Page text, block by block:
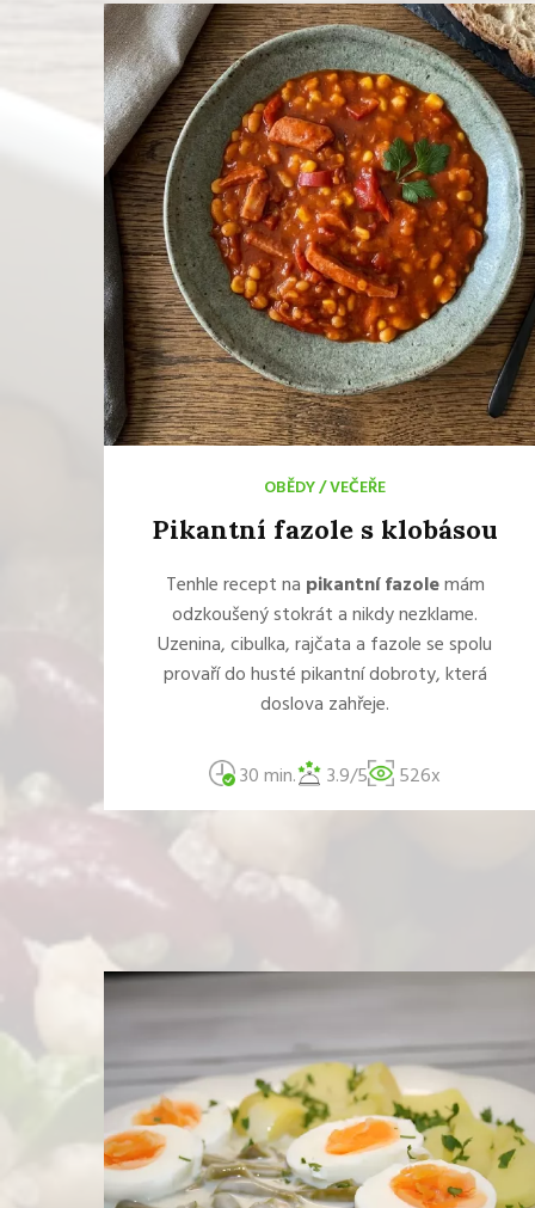
OBĚDY/VEČEŘE
Pikantní fazole s klobásou
Tenhle recept na pikantní fazolemám
odzkoušený stokrát a nikdy nezklame.
Uzenina, cibulka, rajčata a fazole se spolu
provaří do husté pikantní dobroty, která
doslova zahřeje.
30 min. 3.9/5 526x